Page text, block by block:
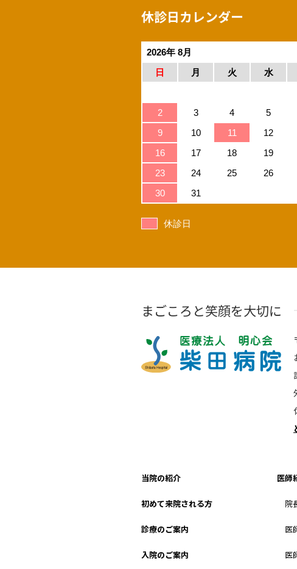
休診日カレンダー
2026年 8月
日
月 火 水
2
3 4 5
9
10 11 12
16
17 18 19
23
24 25 26
30
31
休診日
まごころと笑顔を大切に
当院の紹介
初めて来院される方
診療のご案内
入院のご案内
医師
院
医
医